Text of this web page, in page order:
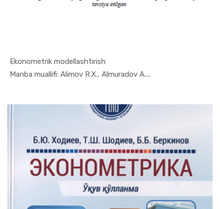
Ekonometrik modellashtirish
Manba muallifi: Alimov R.X., Almuradov A....
In Ekonome...